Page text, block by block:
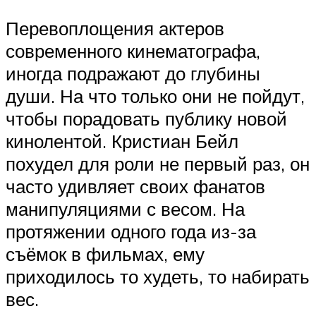
Перевоплощения актеров
современного кинематографа,
иногда подражают до глубины
души. На что только они не пойдут,
чтобы порадовать публику новой
кинолентой. Кристиан Бейл
похудел для роли не первый раз, он
часто удивляет своих фанатов
манипуляциями с весом. На
протяжении одного года из-за
съёмок в фильмах, ему
приходилось то худеть, то набирать
вес.